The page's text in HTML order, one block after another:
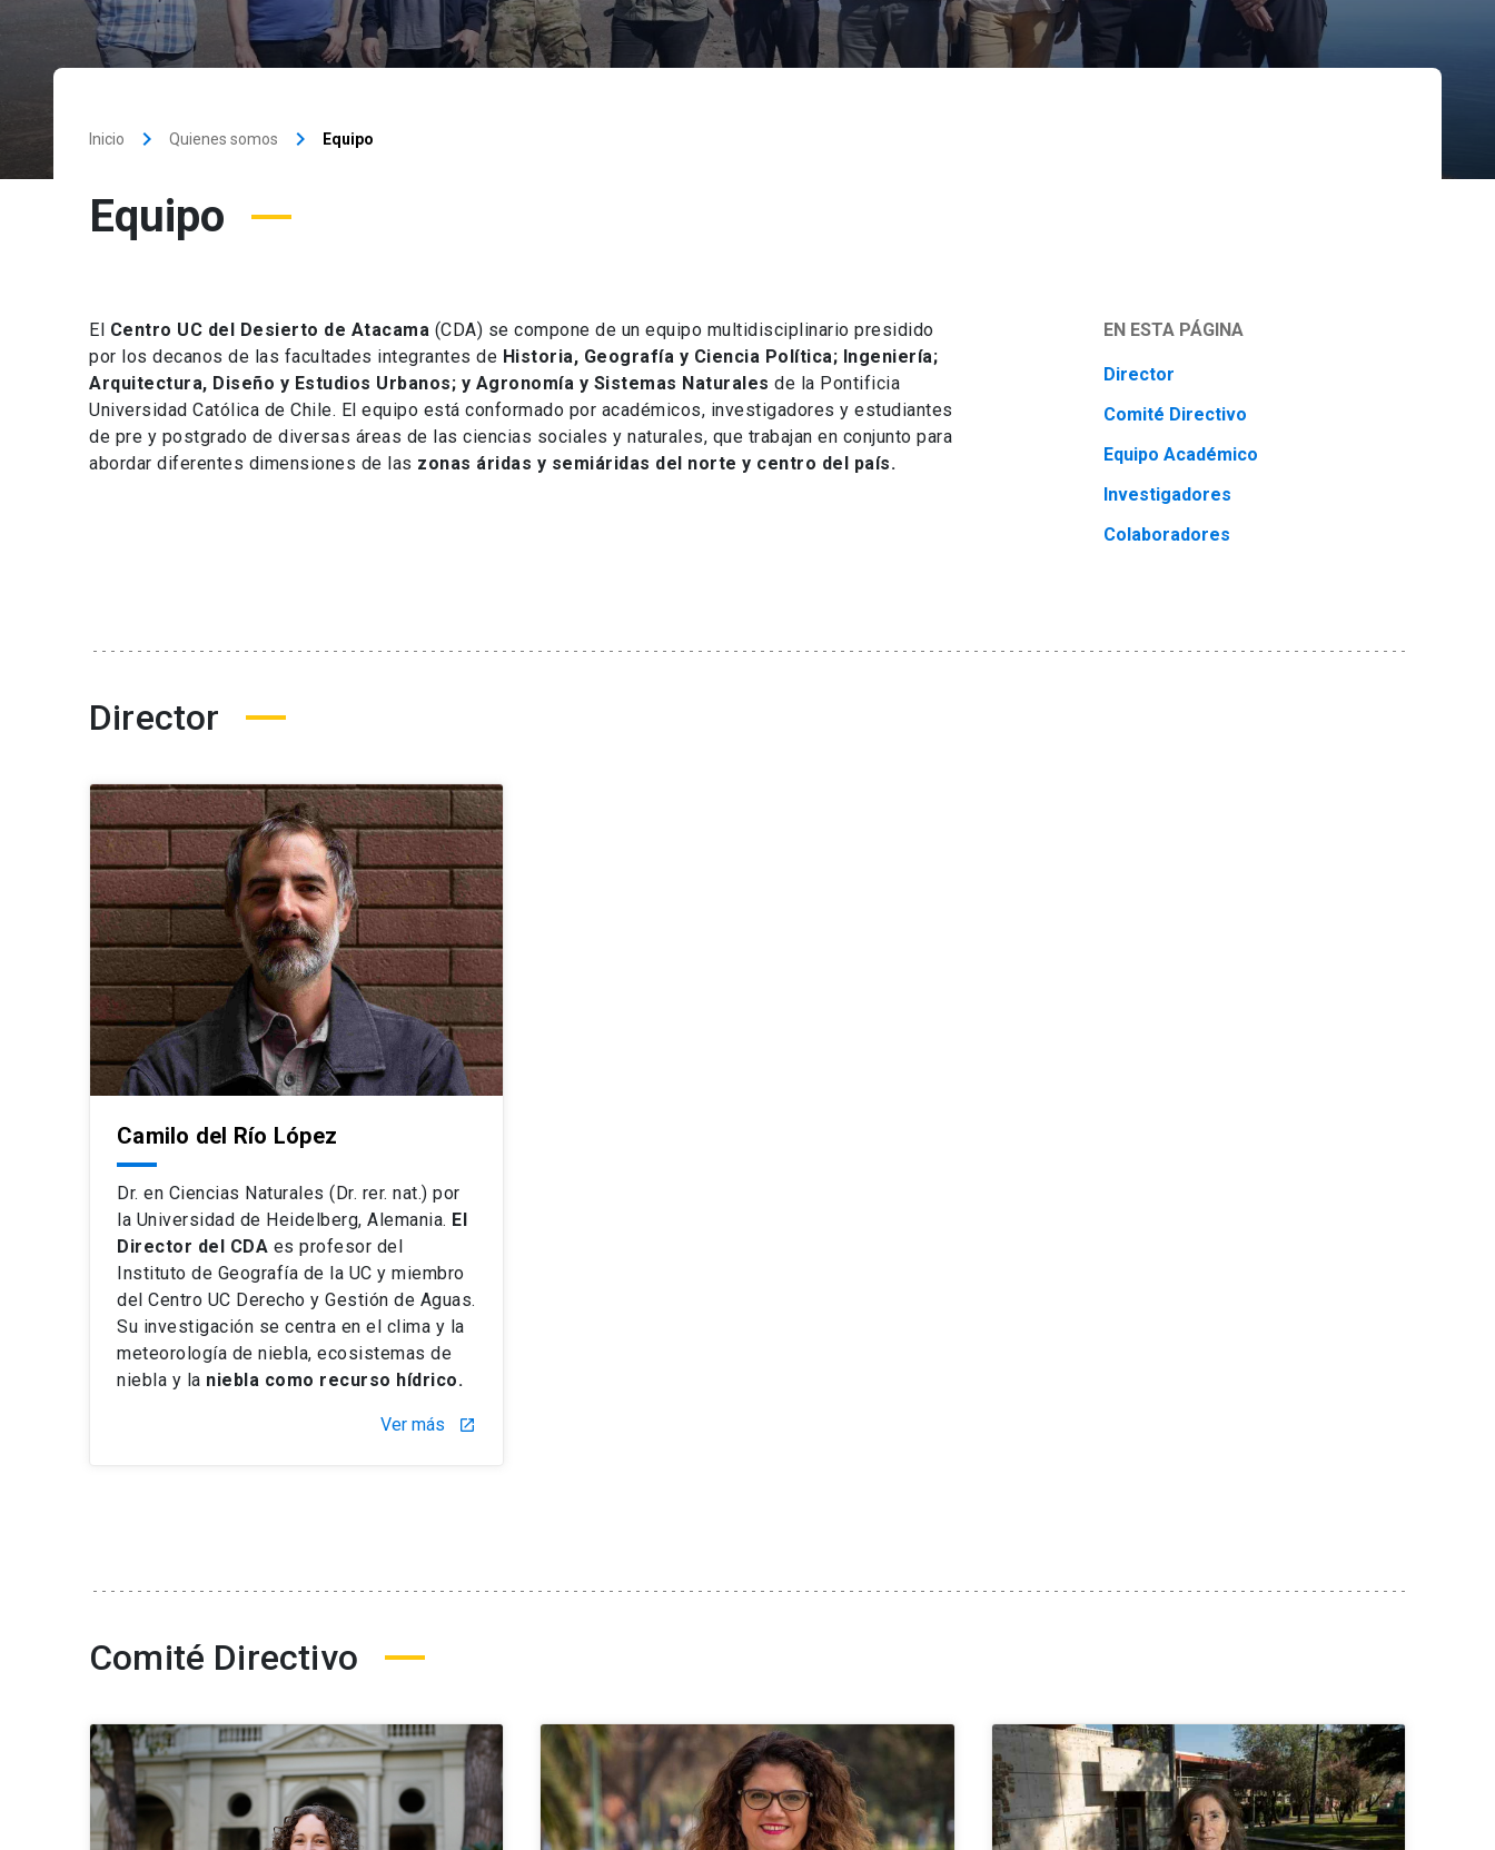
Inicio keyboard_arrow_right Quienes somos keyboard_arrow_right Equipo
Equipo
El Centro UC del Desierto de Atacama (CDA) se compone de un equipo multidisciplinario presidido
por los decanos de las facultades integrantes de Historia, Geografía y Ciencia Política; Ingeniería;
Arquitectura, Diseño y Estudios Urbanos; y Agronomía y Sistemas Naturales de la Pontificia
Universidad Católica de Chile. El equipo está conformado por académicos, investigadores y estudiantes
de pre y postgrado de diversas áreas de las ciencias sociales y naturales, que trabajan en conjunto para
abordar diferentes dimensiones de las zonas áridas y semiáridas del norte y centro del país.
EN ESTA PÁGINA
Director
Comité Directivo
Equipo Académico
Investigadores
Colaboradores
Director
Camilo del Río López
Dr. en Ciencias Naturales (Dr. rer. nat.) por
la Universidad de Heidelberg, Alemania. El
Director del CDA es profesor del
Instituto de Geografía de la UC y miembro
del Centro UC Derecho y Gestión de Aguas.
Su investigación se centra en el clima y la
meteorología de niebla, ecosistemas de
niebla y la niebla como recurso hídrico.
Ver más launch
Comité Directivo